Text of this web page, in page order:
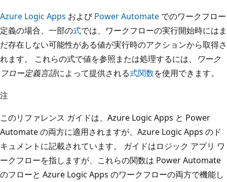
Azure Logic Apps およびPower Automate でのワークフロー
定義の場合、一部の式では、ワークフローの実行開始時にはま
だ存在しない可能性がある値が実行時のアクションから取得さ
れます。 これらの式で値を参照または処理するには、
ワーク
フロー定義言語によって提供される式関数を使用できます。
注
このリファレンス ガイドは、Azure Logic Apps と Power
Automate の両方に適用されますが、Azure Logic Apps のド
キュメントに記載されています。 ガイドはロジック アプリ ワ
ークフローを指しますが、これらの関数は Power Automate
のフローと Azure Logic Apps のワークフローの両方で機能し